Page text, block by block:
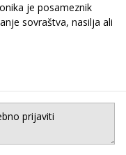
je posameznik
sovraštva, nasilja ali